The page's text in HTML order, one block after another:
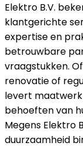
Elektro B.V.
klantgerichte
expertise en
betrouwbare
vraagstukken.
renovatie of
levert
behoeften van
Megens Elektro
duurzaamheid